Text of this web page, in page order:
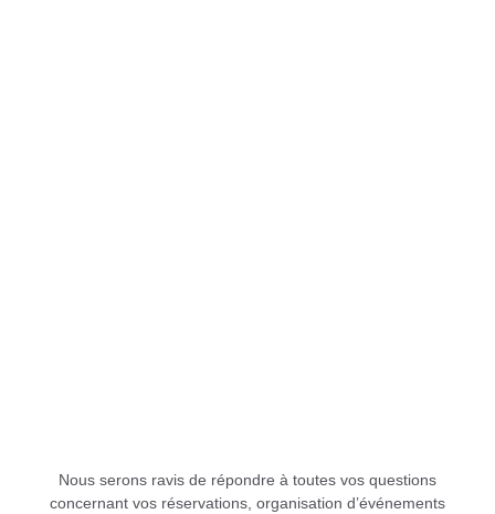
Nous serons ravis de répondre à toutes vos questions
concernant vos réservations, organisation d’événements